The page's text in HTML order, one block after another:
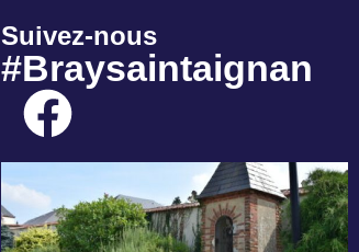
Suivez-nous
#Braysaintaignan